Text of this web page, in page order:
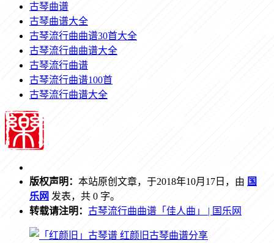
古琴曲谱
古琴曲谱大全
古琴流行曲曲谱30首大全
古琴流行曲曲谱大全
古琴流行曲谱
古琴流行曲谱100首
古琴流行曲谱大全
版权声明： 本站原创文章，于2018年10月17日，由 国
乐网 发表，共 0 字。
转载请注明： 古琴流行曲曲谱「佳人曲」 | 国乐网